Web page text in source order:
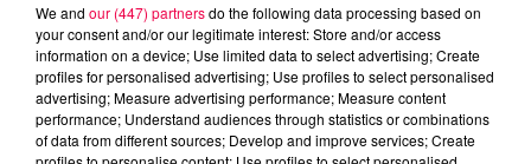
We and our (447) partnersdo the following data processing based on
your consent and/or our legitimate interest: Store and/or access
information on a device; Use limited data to select advertising; Create
profiles for personalised advertising; Use profiles to select personalised
advertising; Measure advertising performance; Measure content
performance; Understand audiences through statistics or combinations
of data from different sources; Develop and improve services; Create